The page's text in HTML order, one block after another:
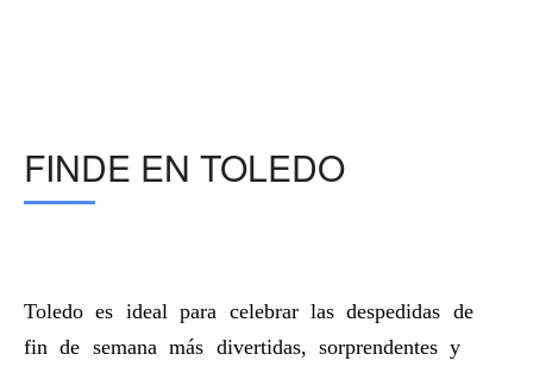
FINDE EN TOLEDO
Toledo es ideal para celebrar las despedidas de
fin de semana más divertidas, sorprendentes y